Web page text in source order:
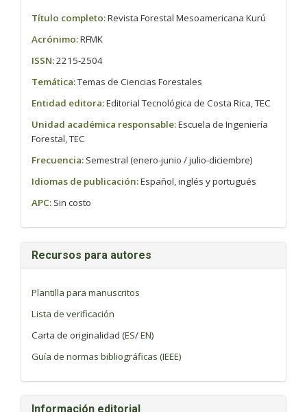
Título completo:Revista Forestal Mesoamericana Kurú
Acrónimo:RFMK
ISSN:2215-2504
Temática:Temas de Ciencias Forestales
Entidad editora:Editorial Tecnológica de Costa Rica, TEC
Unidad académica responsable:Escuela de Ingeniería
Forestal, TEC
Frecuencia: Semestral (enero-junio / julio-diciembre)
Idiomas de publicación:Español, inglés y portugués
APC: Sin costo
Recursos para autores
Plantilla para manuscritos
Lista de verificación
Carta de originalidad (ES/EN)
Guía de normas bibliográficas (IEEE)
Información editorial